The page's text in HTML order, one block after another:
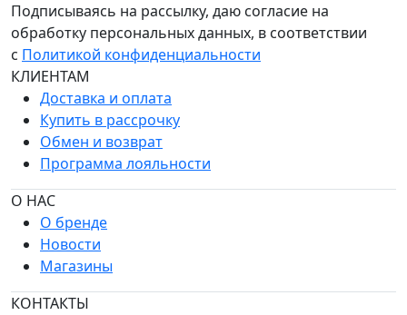
Подписываясь на рассылку, даю согласие на
обработку персональных данных, в соответствии
с Политикой конфиденциальности
КЛИЕНТАМ
Доставка и оплата
Купить в рассрочку
Обмен и возврат
Программа лояльности
О НАС
О бренде
Новости
Магазины
КОНТАКТЫ